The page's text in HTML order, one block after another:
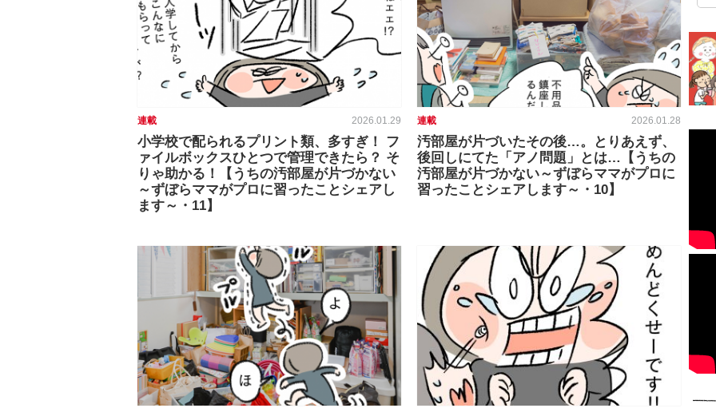
連載 2026.01.29
小学校で配られるプリント類、多すぎ！ フ
ァイルボックスひとつで管理できたら？ そ
りゃ助かる！【うちの汚部屋が片づかない
～ずぼらママがプロに習ったことシェアし
ます～・11】
連載 2026.01.28
汚部屋が片づいたその後…。とりあえず、
後回しにてた「アノ問題」とは…【うちの
汚部屋が片づかない～ずぼらママがプロに
習ったことシェアします～・10】